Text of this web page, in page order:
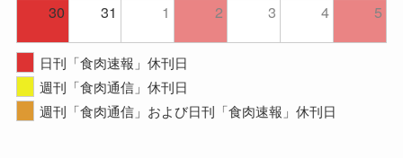
30
31 1 2 3 4 5
日刊「食肉速報」休刊日
週刊「食肉通信」休刊日
週刊「食肉通信」および日刊「食肉速報」休刊日